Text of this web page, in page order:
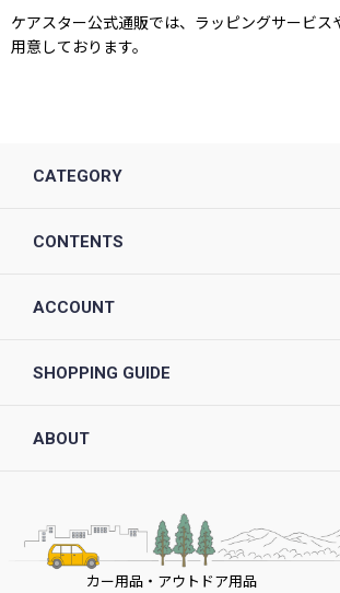
ケアスター公式通販では、ラッピングサービス
用意しております。
CATEGORY
CONTENTS
ACCOUNT
SHOPPING GUIDE
ABOUT
カー用品・アウトドア用品